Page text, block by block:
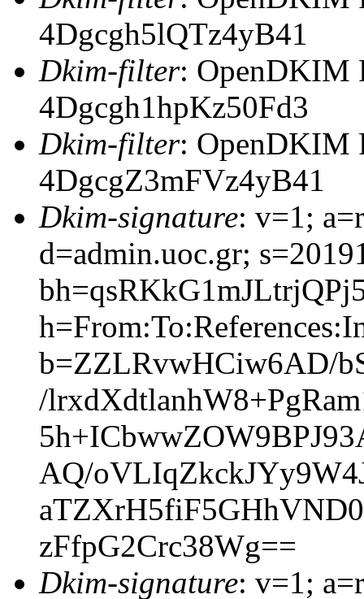
4Dgcgh5lQTz4yB41
Dkim-filter: OpenDKIM
4Dgcgh1hpKz50Fd3
Dkim-filter: OpenDKIM
4DgcgZ3mFVz4yB41
Dkim-signature: v=1;
d=admin.uoc.gr;
b=ZZLRvwHCiw6AD/
/
AQ/
zFfpG2Crc38Wg==
Dkim-signature: v=1;